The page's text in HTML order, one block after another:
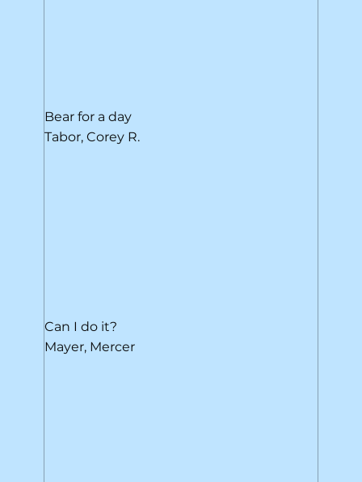
Tabor, Corey R.
Bear for a day
Mayer, Mercer
Can I do it?